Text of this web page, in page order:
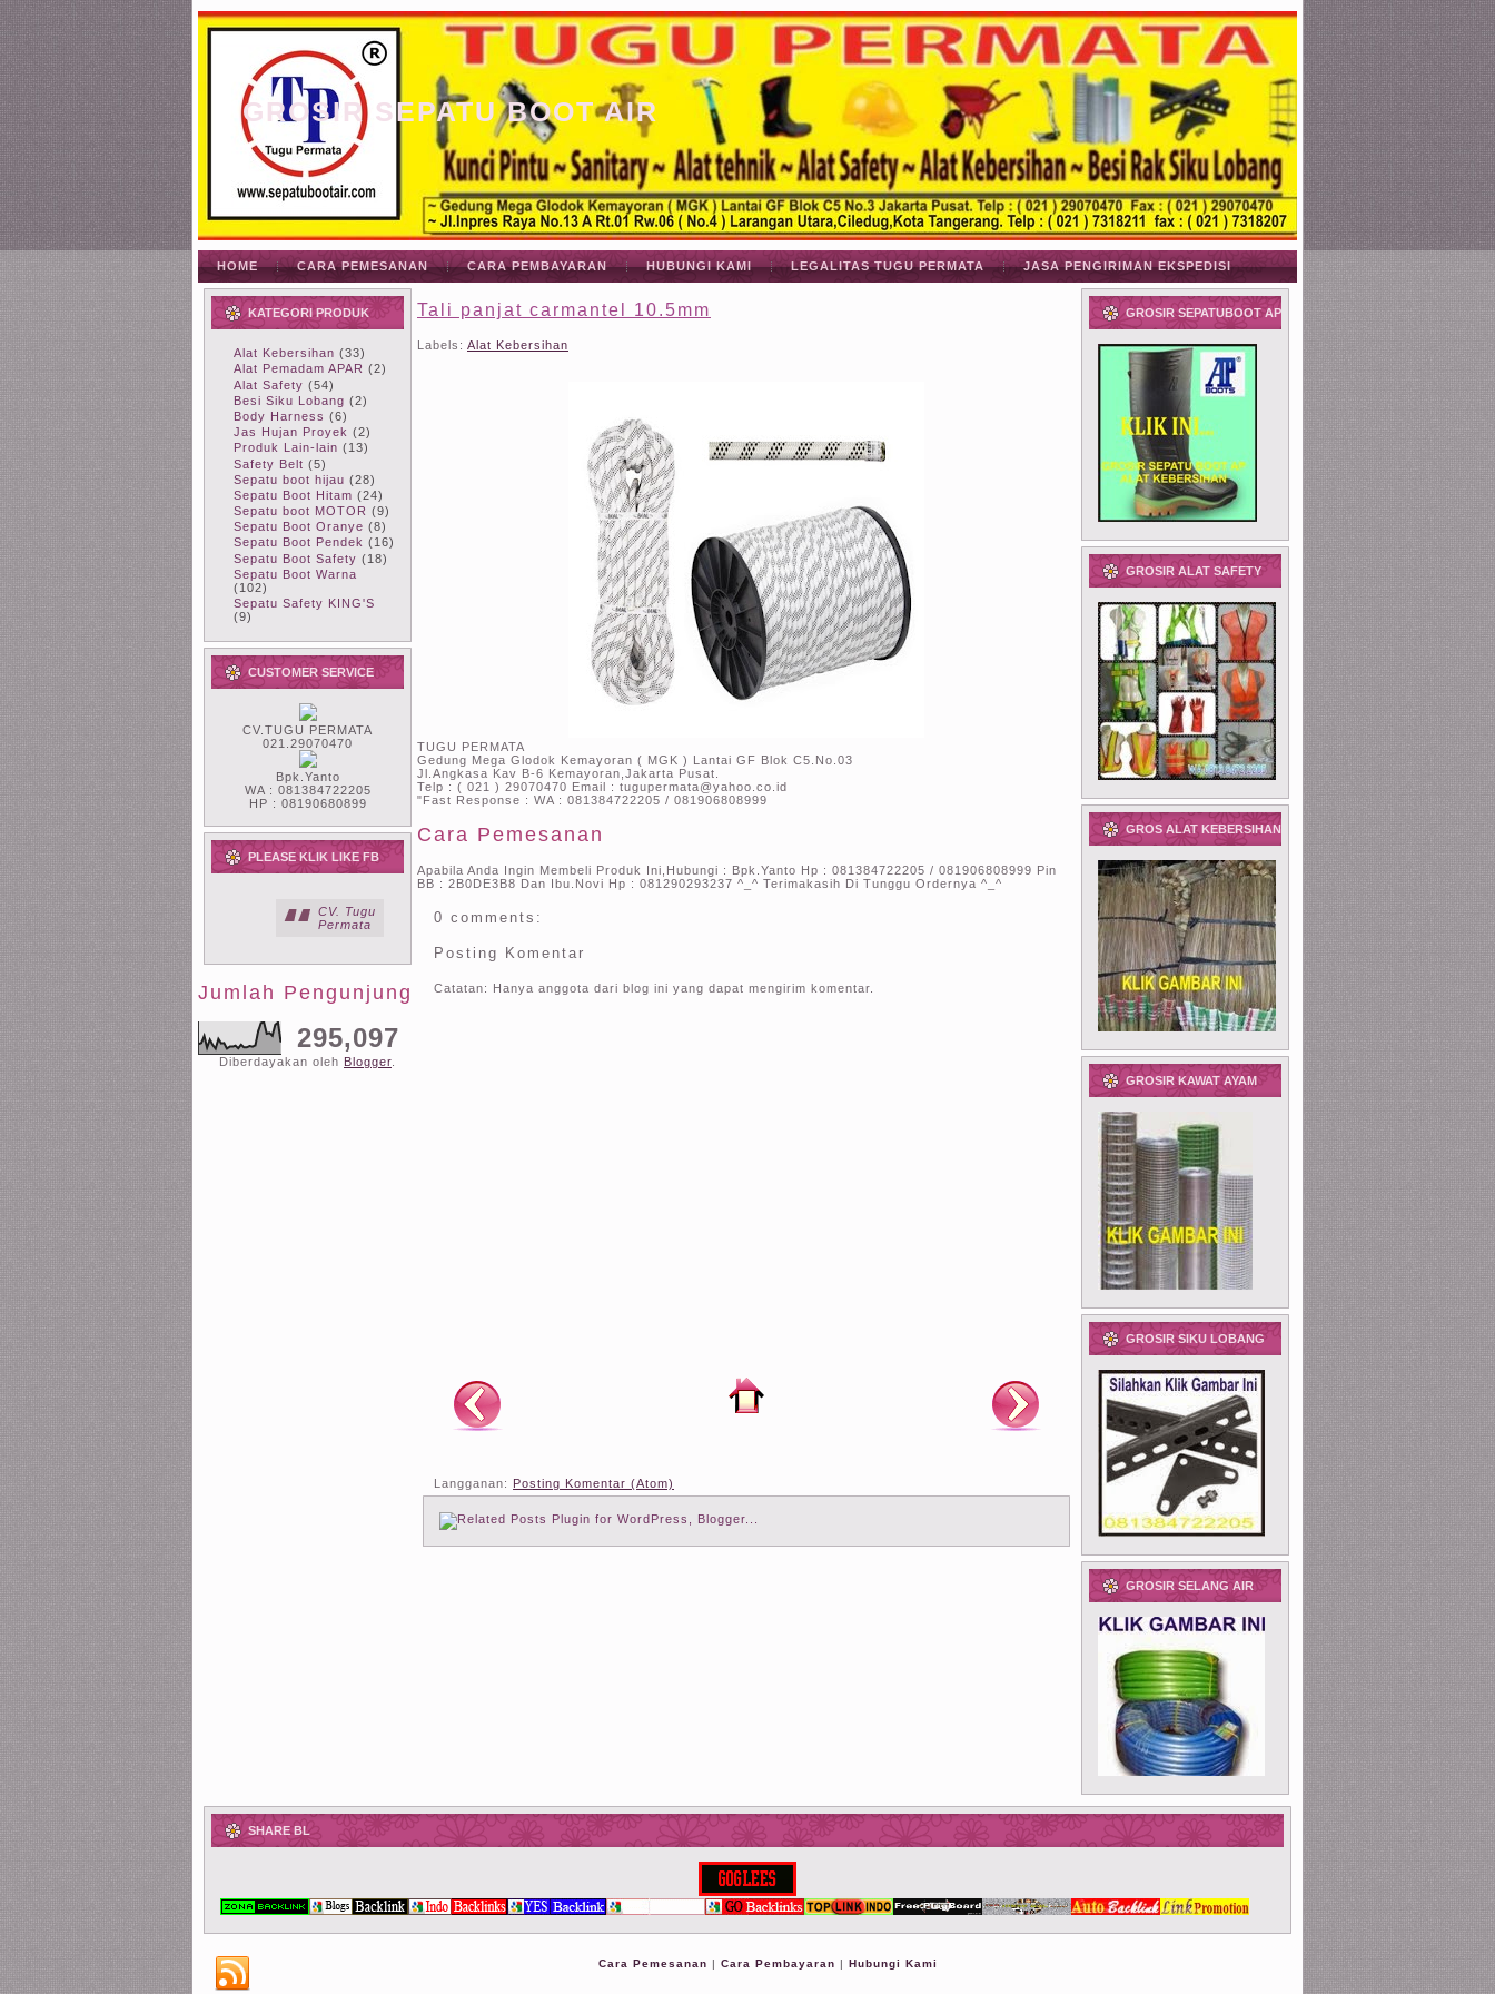
GROSIR SEPATU BOOT AIR
HOME CARA PEMESANAN CARA PEMBAYARAN HUBUNGI KAMI LEGALITAS TUGU PERMATA JASA PENGIRIMAN EKSPEDISI
KATEGORI PRODUK
Alat Kebersihan (33)
Alat Pemadam APAR (2)
Alat Safety (54)
Besi Siku Lobang (2)
Body Harness (6)
Jas Hujan Proyek (2)
Produk Lain-lain (13)
Safety Belt (5)
Sepatu boot hijau (28)
Sepatu Boot Hitam (24)
Sepatu boot MOTOR (9)
Sepatu Boot Oranye (8)
Sepatu Boot Pendek (16)
Sepatu Boot Safety (18)
Sepatu Boot Warna
(102)
Sepatu Safety KING'S
(9)
CUSTOMER SERVICE
CV.TUGU PERMATA
021.29070470
Bpk.Yanto
WA : 081384722205
HP : 08190680899
PLEASE KLIK LIKE FB
CV. Tugu
Permata
Jumlah Pengunjung
295,097
Diberdayakan oleh Blogger
Tali panjat carmantel 10.5mm
Labels: Alat Kebersihan
TUGU PERMATA
Gedung Mega Glodok Kemayoran ( MGK ) Lantai GF Blok C5.No.03
Jl.Angkasa Kav B-6 Kemayoran,Jakarta Pusat.
Telp : ( 021 ) 29070470 Email : tugupermata@yahoo.co.id
"Fast Response : WA : 081384722205 / 081906808999
Cara Pemesanan
Apabila Anda Ingin Membeli Produk Ini,Hubungi : Bpk.Yanto Hp : 081384722205 / 081906808999 Pin
BB : 2B0DE3B8 Dan Ibu.Novi Hp : 081290293237 ^_^ Terimakasih Di Tunggu Ordernya ^_^
0 comments:
Posting Komentar
Catatan: Hanya anggota dari blog ini yang dapat mengirim komentar.
Langganan: Posting Komentar (Atom)
GROSIR SEPATUBOOT AP
GROSIR ALAT SAFETY
GROS ALAT KEBERSIHAN
GROSIR KAWAT AYAM
GROSIR SIKU LOBANG
GROSIR SELANG AIR
SHARE BL
Cara Pemesanan | Cara Pembayaran | Hubungi Kami